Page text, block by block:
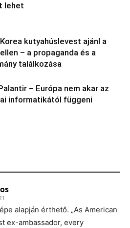
lehet
kutyahúslevest ajánl a
– a propaganda és a
találkozása
– Európa nem akar az
informatikától függeni
alapján érthető. „As American
ex-ambassador, every